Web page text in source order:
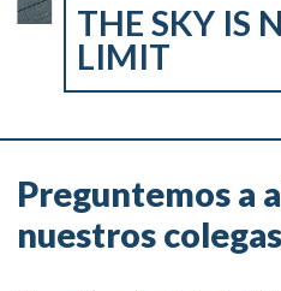
THE SKY IS
LIMIT
Preguntemos a
nuestros colegas